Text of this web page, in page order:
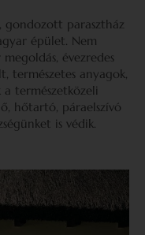
parasztház
épület. Nem
évezredes
természetes anyagok,
a természetközeli
hőtartó, páraelszívó
is védik.